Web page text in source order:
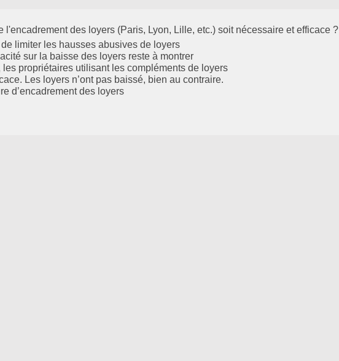
l'encadrement des loyers (Paris, Lyon, Lille, etc.) soit nécessaire et efficace ?
limiter les hausses abusives de loyers
sur la baisse des loyers reste à montrer
propriétaires utilisant les compléments de loyers
Les loyers n’ont pas baissé, bien au contraire.
d’encadrement des loyers